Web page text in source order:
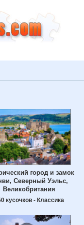
город и замок
Северный Уэльс,
Великобритания
кусочков - Классика